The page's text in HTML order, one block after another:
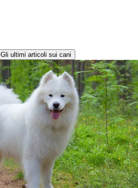
Gli ultimi articoli sui cani